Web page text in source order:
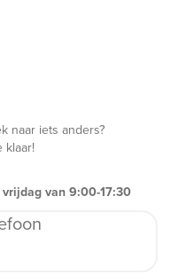
naar iets anders?
klaar!
van 9:00-17:30